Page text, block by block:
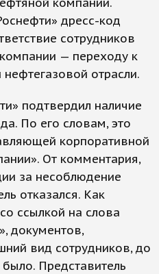
дресс-код
сотрудников
— переходу к
отрасли.
подтвердил наличие
По его словам, это
корпоративной
От комментария,
за несоблюдение
отказался. Как
ссылкой на слова
документов,
вид сотрудников, до
Представитель